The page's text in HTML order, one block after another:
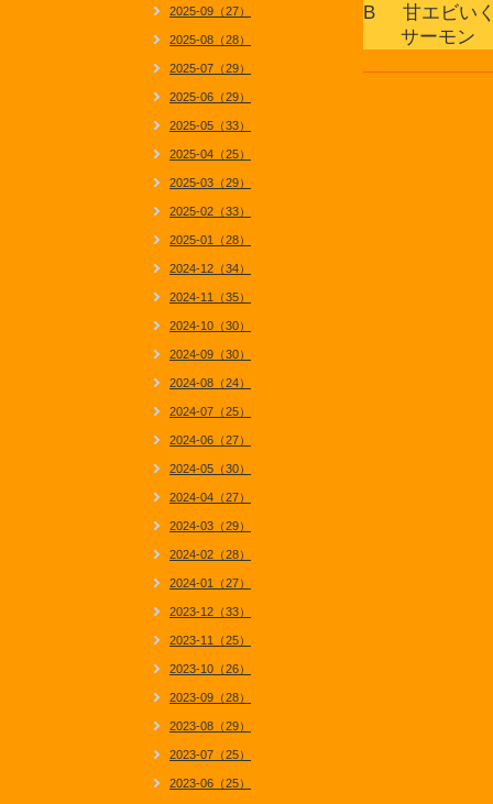
B 甘エビい
サーモン
2025-09（27）
2025-08（28）
2025-07（29）
2025-06（29）
2025-05（33）
2025-04（25）
2025-03（29）
2025-02（33）
2025-01（28）
2024-12（34）
2024-11（35）
2024-10（30）
2024-09（30）
2024-08（24）
2024-07（25）
2024-06（27）
2024-05（30）
2024-04（27）
2024-03（29）
2024-02（28）
2024-01（27）
2023-12（33）
2023-11（25）
2023-10（26）
2023-09（28）
2023-08（29）
2023-07（25）
2023-06（25）